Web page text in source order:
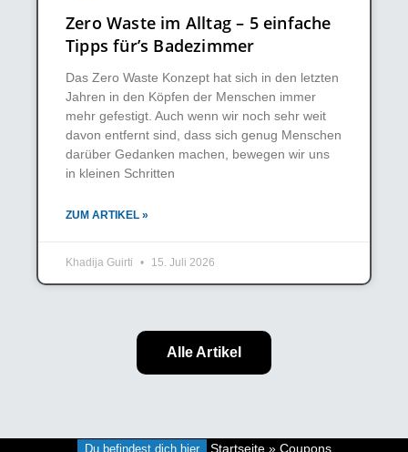
Zero Waste im Alltag – 5 einfache
Tipps für’s Badezimmer
Das Zero Waste Konzept hat sich in den letzten
Jahren in den Köpfen der Menschen immer
mehr gefestigt. Auch wenn wir noch sehr weit
davon entfernt sind, dass sich genug Menschen
darüber Gedanken machen, bewegen wir uns
in kleinen Schritten
ZUM ARTIKEL »
Khadija Guirti 15. Juli 2026
Alle Artikel
Du befindest dich hier Startseite» Coupons